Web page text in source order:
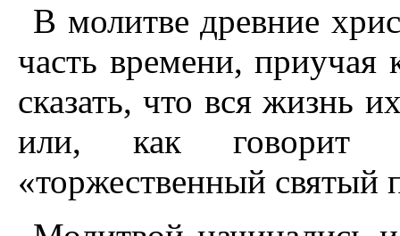
В молитве древние
часть времени,
сказать, что вся жизнь
или, как говорит
«торжественный святый